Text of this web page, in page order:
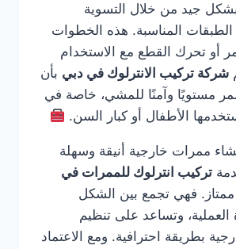
بشكل جيد من خلال التسوية
المناسبة. هذه الخطوات
أو تحرك القطع مع الاستخدام
شركة تركيب الانترلوك في دبي بأن
مستويًا وآمنًا للمشي، خاصة في
الأطفال أو كبار السن.
ممرات خارجية أنيقة وسهلة
تركيب انترلوك للممرات في
ممتاز. فهي تجمع بين الشكل
العملية، وتساعد على تنظيم
بطريقة احترافية. ومع الاعتماد